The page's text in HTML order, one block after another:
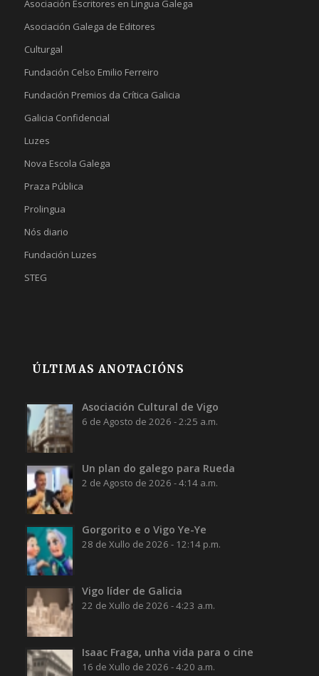
Asociación Escritores en Lingua Galega
Asociación Galega de Editores
Culturgal
Fundación Celso Emilio Ferreiro
Fundación Premios da Crítica Galicia
Galicia Confidencial
Luzes
Nova Escola Galega
Praza Pública
Prolingua
Nós diario
Fundación Luzes
STEG
ÚLTIMAS ANOTACIÓNS
Asociación Cultural de Vigo
6 de Agosto de 2026 - 2:25 a.m.
Un plan do galego para Rueda
2 de Agosto de 2026 - 4:14 a.m.
Gorgorito e o Vigo Ye-Ye
28 de Xullo de 2026 - 12:14 p.m.
Vigo líder de Galicia
22 de Xullo de 2026 - 4:23 a.m.
Isaac Fraga, unha vida para o cine
16 de Xullo de 2026 - 4:20 a.m.